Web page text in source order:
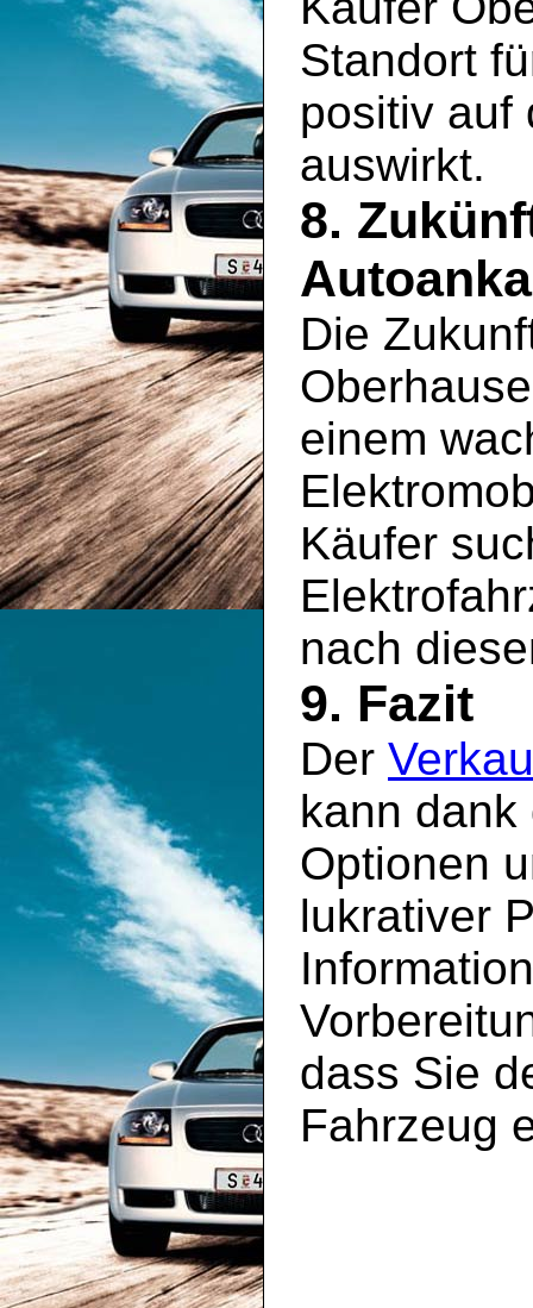
Standort
positiv auf
auswirkt.
8.
Die
einem
Käufer
nach
9. Fazit
Der
kann
Optionen
lukrativer
dass Sie
Fahrzeug